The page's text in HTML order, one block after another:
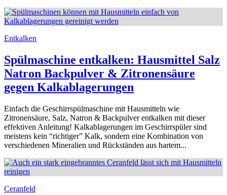
Entkalken
Spülmaschine entkalken: Hausmittel Salz
Natron Backpulver & Zitronensäure
gegen Kalkablagerungen
Einfach die Geschirrspülmaschine mit Hausmitteln wie
Zitronensäure, Salz, Natron & Backpulver entkalken mit dieser
effektiven Anleitung! Kalkablagerungen im Geschirrspüler sind
meistens kein “richtiger” Kalk, sondern eine Kombination von
verschiedenen Mineralien und Rückständen aus hartem...
Ceranfeld